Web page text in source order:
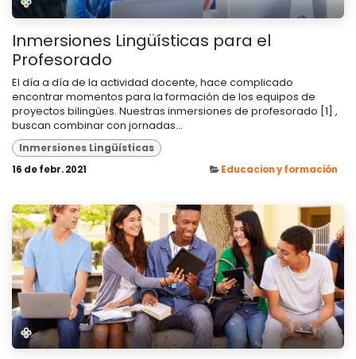
Inmersiones Lingüísticas para el
Profesorado
El día a día de la actividad docente, hace complicado
encontrar momentos para la formación de los equipos de
proyectos bilingües. Nuestras inmersiones de profesorado [1] ,
buscan combinar con jornadas...
Inmersiones Lingüísticas
16 de febr. 2021 Educacion y formación